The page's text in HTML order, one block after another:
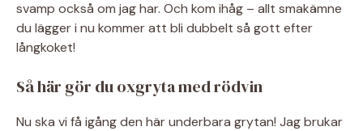
svamp också om jag har. Och kom ihåg – allt smakämne
du lägger i nu kommer att bli dubbelt så gott efter
långkoket!
Så här gör du oxgryta med rödvin
Nu ska vi få igång den här underbara grytan! Jag brukar